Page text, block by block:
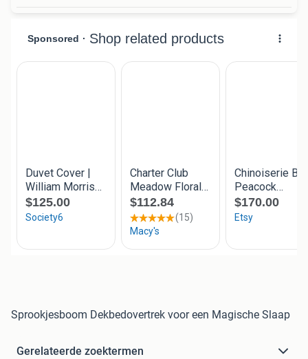
Sprookjesboom Dekbedovertrek voor een Magische Slaap
Gerelateerde zoektermen